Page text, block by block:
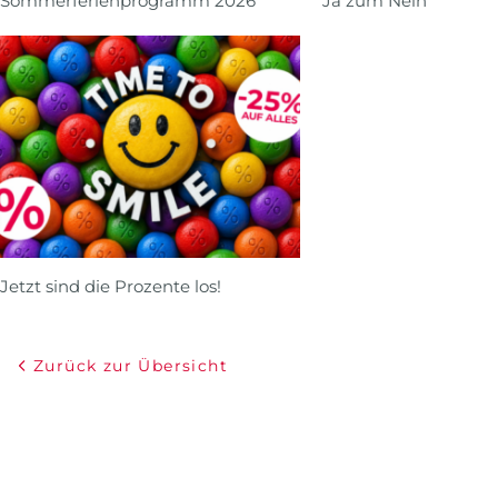
Jetzt sind die Prozente los!
Zurück zur Übersicht